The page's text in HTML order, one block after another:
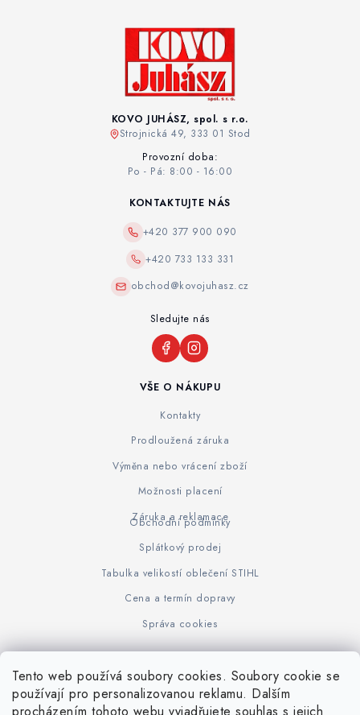
Tento web používá soubory cookies. Soubory cookie se
používají pro personalizovanou reklamu. Dalším
KOVO JUHÁSZ, spol. s r.o.
Strojnická 49, 333 01 Stod
Provozní doba:
Po - Pá: 8:00 - 16:00
VŠE O NÁKUPU
Kontakty
Prodloužená záruka
Výměna nebo vrácení zboží
Možnosti placení
Záruka a reklamace
Obchodní podmínky
Splátkový prodej
Tabulka velikostí oblečení STIHL
Cena a termín dopravy
Správa cookies
KONTAKTUJTE NÁS
+420 377 900 090
+420 733 133 331
obchod@kovojuhasz.cz
Sledujte nás
www.KOVOJUHASZ.cz Výrobce STIHL STIHL Timbersport